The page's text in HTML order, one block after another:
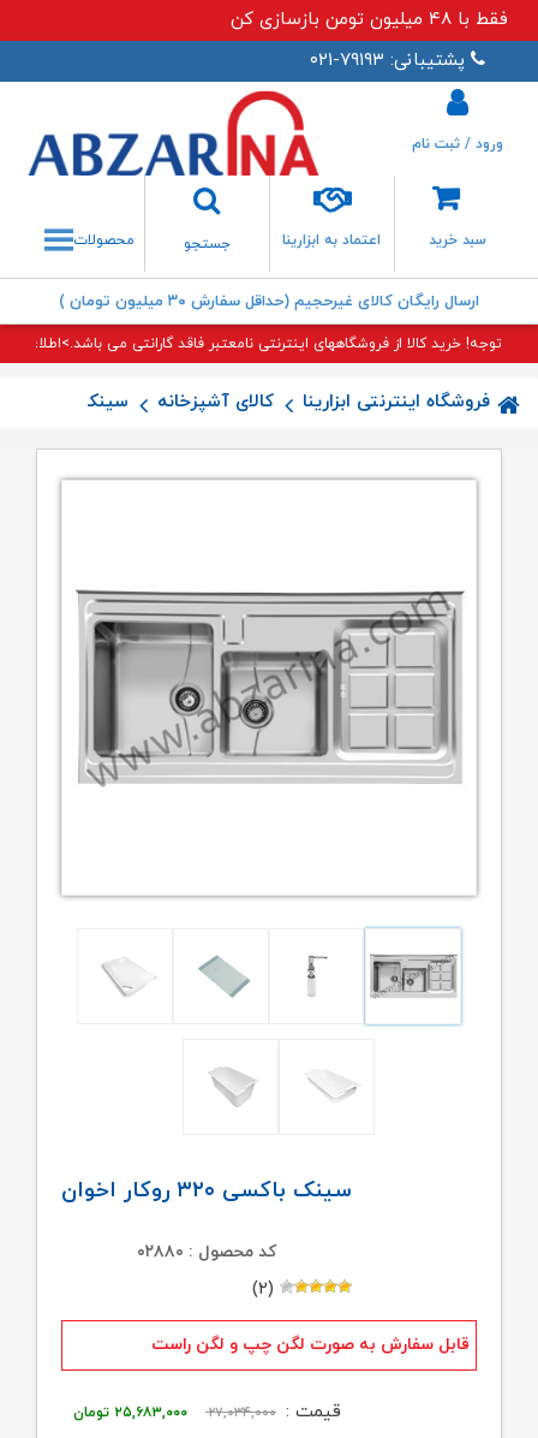
فقط با ۴۸ میلیون تومن بازسازی کن
پشتیبانی: ۷۹۱۹۳-۰۲۱
سبد خرید اعتماد به ابزارینا
جستجو
جستجو
ورود / ثبت نام
محصولات
ارسال رایگان کالای غیرحجیم (حداقل سفارش ۳۰ میلیون تومان )
توجه! خرید کالا از فروشگاههای اینترنتی نامعتبر فاقد گارانتی می باشد.>اطلاعات
فروشگاه اینترنتی ابزارینا کالای آشپزخانه سینک آشپزخانه
سینک باکسی ۳۲۰ روکار اخوان
کد محصول : ۰۲۸۸۰
(۲)
قابل سفارش به صورت لگن چپ و لگن راست
قیمت : ۲۷,۰۳۴,۰۰۰
قیمت
۲۵,۶۸۳,۰۰۰ تومان